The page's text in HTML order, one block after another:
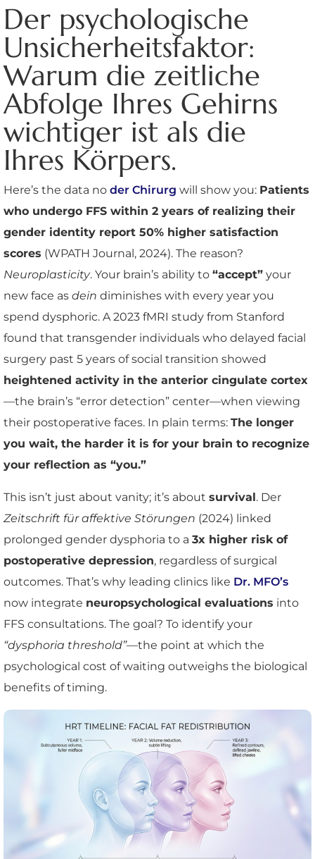
Der psychologische
Unsicherheitsfaktor:
Warum die zeitliche
Abfolge Ihres Gehirns
wichtiger ist als die
Ihres Körpers.
Here’s the data no der Chirurg will show you: Patients
who undergo FFS within 2 years of realizing their
gender identity report 50% higher satisfaction
scores (WPATH Journal, 2024). The reason?
Neuroplasticity. Your brain’s ability to “accept” your
new face as dein diminishes with every year you
spend dysphoric. A 2023 fMRI study from Stanford
found that transgender individuals who delayed facial
surgery past 5 years of social transition showed
heightened activity in the anterior cingulate cortex
—the brain’s “error detection” center—when viewing
their postoperative faces. In plain terms: The longer
you wait, the harder it is for your brain to recognize
your reflection as “you.”
This isn’t just about vanity; it’s about survival. Der
Zeitschrift für affektive Störungen (2024) linked
prolonged gender dysphoria to a 3x higher risk of
postoperative depression, regardless of surgical
outcomes. That’s why leading clinics like Dr. MFO’s
now integrate neuropsychological evaluations into
FFS consultations. The goal? To identify your
“dysphoria threshold”—the point at which the
psychological cost of waiting outweighs the biological
benefits of timing.